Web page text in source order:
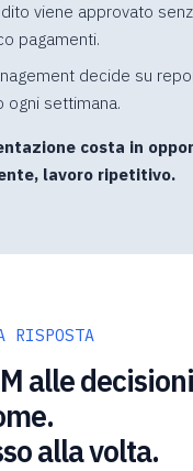
viene approvato
pagamenti.
decide su
ogni settimana.
costa in
lavoro ripetitivo.
RISPOSTA
alle decisioni
alla volta.